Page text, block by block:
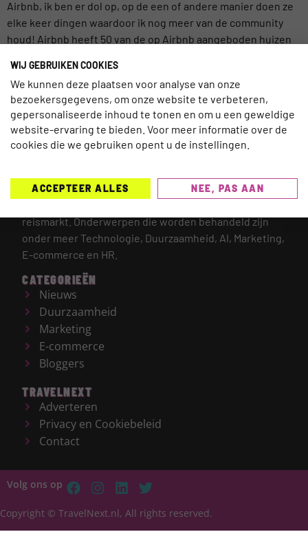
Airbnb, ik ben er dol op, op de een of andere manier doen ze
elke keer dingen waardoor ik nog meer van de community
houd! Airbnb heeft 50 van de op Airbnb aangeboden huizen
reizigers, vogels. En dat onder de fantastische naar: Birdbnb.
Als je het […]
gehele reisbranche, met een focus op de laatste
reismarkt.Onderwerpen die worden behandeld zijn
onder meer Technologie, Duurzaamheid, AI, Marketing,
E-commerce en HR.
CATEGORIEËN
Nieuws
Duurzaamheid
Marketing
E-commerce
Bloggers
TRAVELNEXT
Adverteren
Privacy en Cookiebeleid
Contact
Volg ons op
Copyright © TravelNext.nl, All rights reserved.
WIJ GEBRUIKEN COOKIES
We kunnen deze plaatsen voor analyse van onze
bezoekersgegevens, om onze website te verbeteren,
gepersonaliseerde inhoud te tonen en om u een geweldige
website-ervaring te bieden. Voor meer informatie over de
cookies die we gebruiken opent u de instellingen.
ACCEPTEER ALLES NEE, PAS AAN